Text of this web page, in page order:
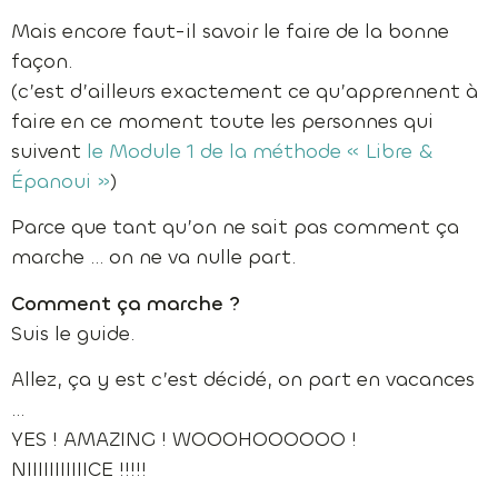
Mais encore faut-il savoir le faire de la bonne
façon.
(c’est d’ailleurs exactement ce qu’apprennent à
faire en ce moment toute les personnes qui
suivent le Module 1 de la méthode « Libre &
Épanoui »)
Parce que tant qu’on ne sait pas comment ça
marche … on ne va nulle part.
Comment ça marche ?
Suis le guide.
Allez, ça y est c’est décidé, on part en vacances
…
YES ! AMAZING ! WOOOHOOOOOO !
NIIIIIIIIIIICE !!!!!